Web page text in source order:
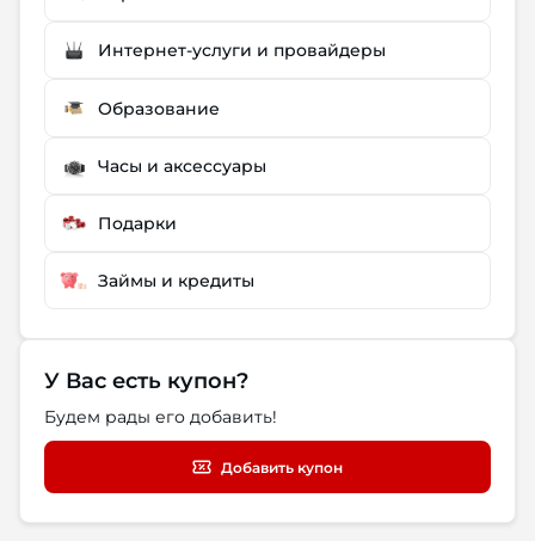
Интернет-услуги и провайдеры
Образование
Часы и аксессуары
Подарки
Займы и кредиты
У Вас есть купон?
Будем рады его добавить!
Добавить купон